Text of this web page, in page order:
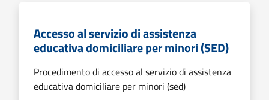
Accesso al servizio di assistenza
educativa domiciliare per minori (SED)
Procedimento di accesso al servizio di assistenza
educativa domiciliare per minori (sed)